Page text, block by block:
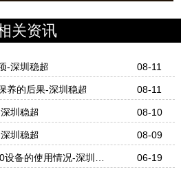
关资讯
-深圳稳超 08-11
养的后果-深圳稳超 08-11
圳稳超 08-10
圳稳超 08-09
设备的使用情况-深圳稳
06-19